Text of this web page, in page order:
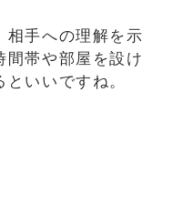
相手への理解を示
間帯や部屋を設け
いいですね。